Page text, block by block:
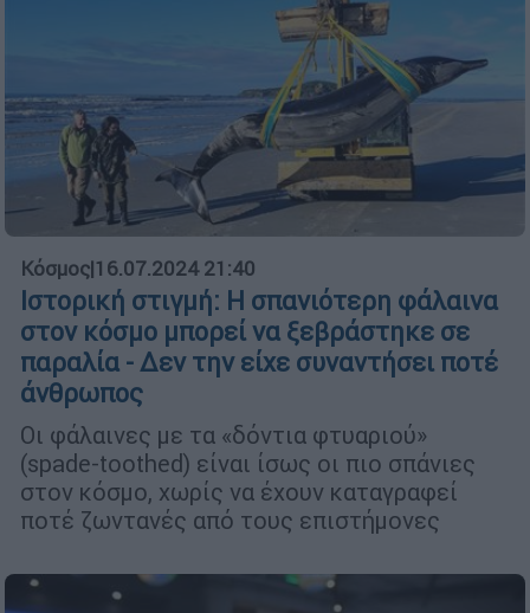
Κόσμος|16.07.2024 21:40
Ιστορική στιγμή: Η σπανιότερη φάλαινα
στον κόσμο μπορεί να ξεβράστηκε σε
παραλία - Δεν την είχε συναντήσει ποτέ
άνθρωπος
Οι φάλαινες με τα «δόντια φτυαριού»
(spade-toothed) είναι ίσως οι πιο σπάνιες
στον κόσμο, χωρίς να έχουν καταγραφεί
ποτέ ζωντανές από τους επιστήμονες